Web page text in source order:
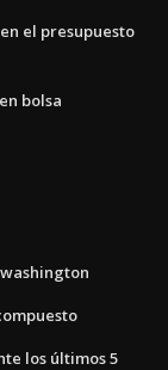
el presupuesto
bolsa
los últimos 5